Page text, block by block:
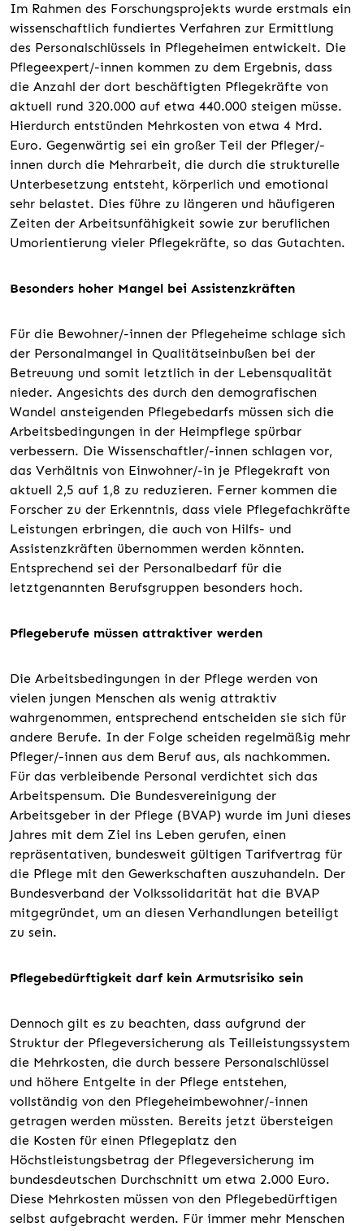
Im Rahmen des Forschungsprojekts wurde erstmals ein
wissenschaftlich fundiertes Verfahren zur Ermittlung
des Personalschlüssels in Pflegeheimen entwickelt. Die
Pflegeexpert/-innen kommen zu dem Ergebnis, dass
die Anzahl der dort beschäftigten Pflegekräfte von
aktuell rund 320.000 auf etwa 440.000 steigen müsse.
Hierdurch entstünden Mehrkosten von etwa 4 Mrd.
Euro. Gegenwärtig sei ein großer Teil der Pfleger/-
innen durch die Mehrarbeit, die durch die strukturelle
Unterbesetzung entsteht, körperlich und emotional
sehr belastet. Dies führe zu längeren und häufigeren
Zeiten der Arbeitsunfähigkeit sowie zur beruflichen
Umorientierung vieler Pflegekräfte, so das Gutachten.
Besonders hoher Mangel bei Assistenzkräften
Für die Bewohner/-innen der Pflegeheime schlage sich
der Personalmangel in Qualitätseinbußen bei der
Betreuung und somit letztlich in der Lebensqualität
nieder. Angesichts des durch den demografischen
Wandel ansteigenden Pflegebedarfs müssen sich die
Arbeitsbedingungen in der Heimpflege spürbar
verbessern. Die Wissenschaftler/-innen schlagen vor,
das Verhältnis von Einwohner/-in je Pflegekraft von
aktuell 2,5 auf 1,8 zu reduzieren. Ferner kommen die
Forscher zu der Erkenntnis, dass viele Pflegefachkräfte
Leistungen erbringen, die auch von Hilfs- und
Assistenzkräften übernommen werden könnten.
Entsprechend sei der Personalbedarf für die
letztgenannten Berufsgruppen besonders hoch.
Pflegeberufe müssen attraktiver werden
Die Arbeitsbedingungen in der Pflege werden von
vielen jungen Menschen als wenig attraktiv
wahrgenommen, entsprechend entscheiden sie sich für
andere Berufe. In der Folge scheiden regelmäßig mehr
Pfleger/-innen aus dem Beruf aus, als nachkommen.
Für das verbleibende Personal verdichtet sich das
Arbeitspensum. Die Bundesvereinigung der
Arbeitsgeber in der Pflege (BVAP) wurde im Juni dieses
Jahres mit dem Ziel ins Leben gerufen, einen
repräsentativen, bundesweit gültigen Tarifvertrag für
die Pflege mit den Gewerkschaften auszuhandeln. Der
Bundesverband der Volkssolidarität hat die BVAP
mitgegründet, um an diesen Verhandlungen beteiligt
zu sein.
Pflegebedürftigkeit darf kein Armutsrisiko sein
Dennoch gilt es zu beachten, dass aufgrund der
Struktur der Pflegeversicherung als Teilleistungssystem
die Mehrkosten, die durch bessere Personalschlüssel
und höhere Entgelte in der Pflege entstehen,
vollständig von den Pflegeheimbewohner/-innen
getragen werden müssten. Bereits jetzt übersteigen
die Kosten für einen Pflegeplatz den
Höchstleistungsbetrag der Pflegeversicherung im
bundesdeutschen Durchschnitt um etwa 2.000 Euro.
Diese Mehrkosten müssen von den Pflegebedürftigen
selbst aufgebracht werden. Für immer mehr Menschen